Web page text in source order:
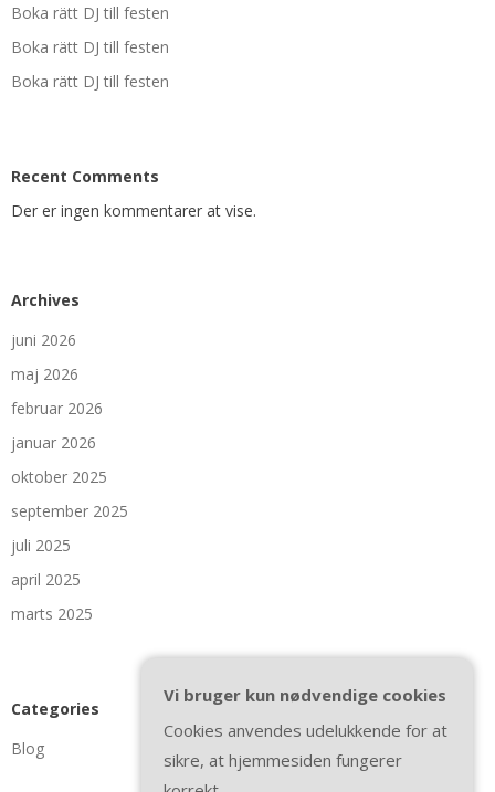
Boka rätt DJ till festen
Boka rätt DJ till festen
Boka rätt DJ till festen
Recent Comments
Der er ingen kommentarer at vise.
Archives
juni 2026
maj 2026
februar 2026
januar 2026
oktober 2025
september 2025
juli 2025
april 2025
marts 2025
Categories
Blog
Vi bruger kun nødvendige cookies
Cookies anvendes udelukkende for at
sikre, at hjemmesiden fungerer